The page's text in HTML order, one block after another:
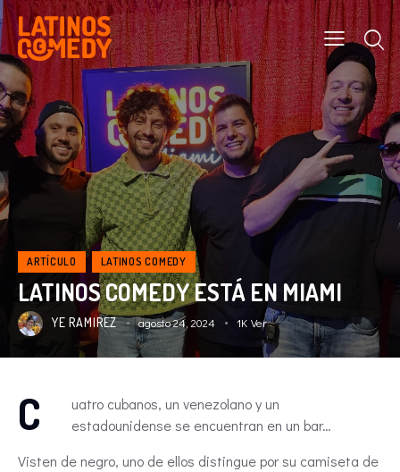
ARTÍCULO LATINOS COMEDY
LATINOS COMEDY ESTÁ EN MIAMI
YE RAMIREZ agosto 24, 2024 1K Ver
C
uatro cubanos, un venezolano y un
estadounidense se encuentran en un bar…
Visten de negro, uno de ellos distingue por su camiseta de